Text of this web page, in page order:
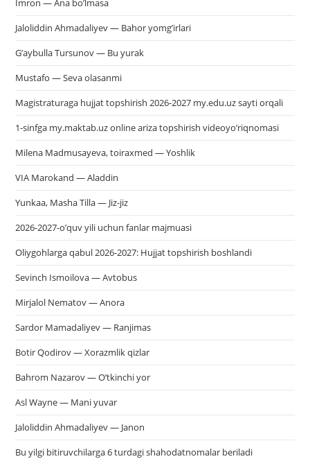
Imron — Ana bo’lmasa
Jaloliddin Ahmadaliyev — Bahor yomg’irlari
G’aybulla Tursunov — Bu yurak
Mustafo — Seva olasanmi
Magistraturaga hujjat topshirish 2026-2027 my.edu.uz sayti orqali
1-sinfga my.maktab.uz online ariza topshirish videoyo’riqnomasi
Milena Madmusayeva, toiraxmed — Yoshlik
VIA Marokand — Aladdin
Yunkaa, Masha Tilla — Jiz-jiz
2026-2027-o’quv yili uchun fanlar majmuasi
Oliygohlarga qabul 2026-2027: Hujjat topshirish boshlandi
Sevinch Ismoilova — Avtobus
Mirjalol Nematov — Anora
Sardor Mamadaliyev — Ranjimas
Botir Qodirov — Xorazmlik qizlar
Bahrom Nazarov — O’tkinchi yor
Asl Wayne — Mani yuvar
Jaloliddin Ahmadaliyev — Janon
Bu yilgi bitiruvchilarga 6 turdagi shahodatnomalar beriladi